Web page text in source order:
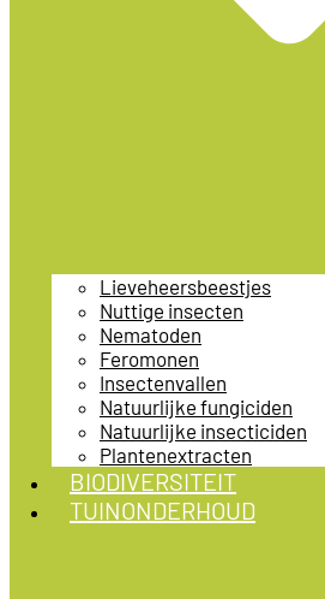
Lieveheersbeestjes
Nuttige insecten
Nematoden
Feromonen
Insectenvallen
Natuurlijke fungiciden
Natuurlijke insecticiden
Plantenextracten
BIODIVERSITEIT
TUINONDERHOUD